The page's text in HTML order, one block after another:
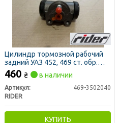
Цилиндр тормозной рабочий
задний УАЗ 452, 469 cт. обр.
d=32 мм (RIDER)
460 ₴ в наличии
Артикул:
469-3502040
RIDER
КУПИТЬ